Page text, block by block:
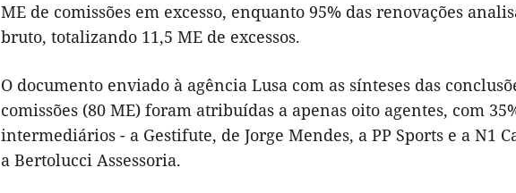
ME de comissões em excesso, enquanto 95% das renovações
bruto, totalizando 11,5 ME de excessos.
O documento enviado à agência Lusa com as sínteses das
comissões (80 ME) foram atribuídas a apenas oito agentes, com
intermediários - a Gestifute, de Jorge Mendes, a PP Sports e a N1
a Bertolucci Assessoria.